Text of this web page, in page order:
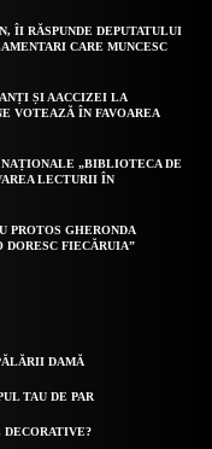
ÎI RĂSPUNDE DEPUTATULUI
CARE MUNCESC
ȘI AACCIZEI LA
VOTEAZĂ ÎN FAVOAREA
„BIBLIOTECA DE
LECTURII ÎN
PROTOS GHERONDA
DORESC FIECĂRUIA”
DAMĂ
TAU DE PAR